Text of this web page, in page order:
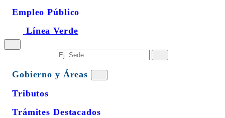
Empleo Público
Línea Verde
Gobierno y Áreas
Tributos
Trámites Destacados